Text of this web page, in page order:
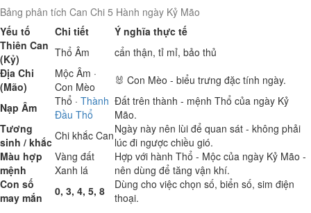
Bảng phân tích Can Chi 5 Hành ngày Kỷ Mão
Yếu tố
Chi tiết
Ý nghĩa thực tế
Thiên Can
(Kỷ)
Thổ Âm
cẩn thận, tỉ mỉ, bảo thủ
Địa Chi
(Mão)
Mộc Âm ·
Con Mèo
🐰 Con Mèo - biểu trưng đặc tính ngày.
Nạp Âm
Thổ · Thành
Đầu Thổ
Đất trên thành - mệnh Thổ của ngày Kỷ
Mão.
Tương
sinh / khắc Chi khắc CanNgày này nên lùi để quan sát - không phải
lúc đi ngược chiều gió.
Màu hợp
mệnh
Vàng đất
Xanh lá
Hợp với hành Thổ - Mộc của ngày Kỷ Mão -
nên dùng để tăng vận khí.
Con số
may mắn
0, 3, 4, 5, 8
Dùng cho việc chọn số, biển số, sim điện
thoại.